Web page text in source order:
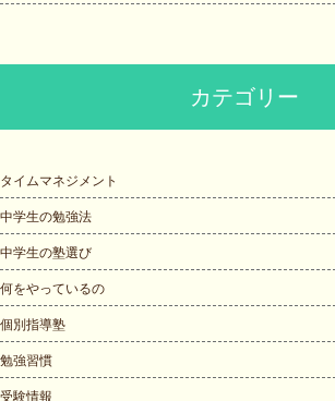
カテゴリー
タイムマネジメント
中学生の勉強法
中学生の塾選び
何をやっているの
個別指導塾
勉強習慣
受験情報